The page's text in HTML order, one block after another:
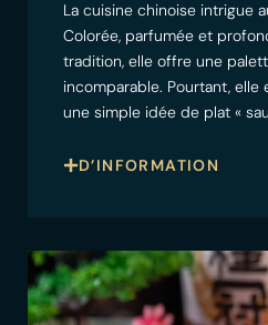
La cuisine chinoise intrigue
Colorée, parfumée et
tradition, elle offre une
incomparable. Pourtant,
une simple idée de plat «
D’INFORMATION